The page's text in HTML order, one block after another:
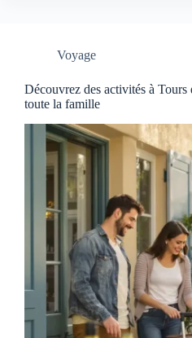
Voyage
Découvrez des activités à
toute la famille